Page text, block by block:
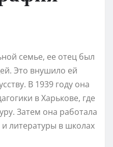
семье, ее отец был
Это внушило ей
В 1939 году она
в Харькове, где
Затем она работала
литературы в школах